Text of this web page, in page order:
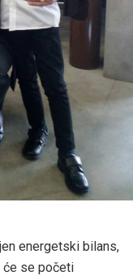
energetski bilans,
će se početi